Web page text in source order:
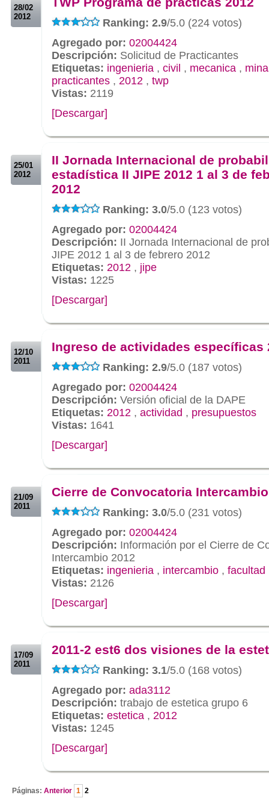
28/02
2012
Ranking: 2.9/5.0 (224 votos)
Agregado por: 02004424
Descripción: Solicitud de Practicantes
Etiquetas: ingenieria , civil , mecanica ,
practicantes , 2012 , twp
Vistas: 2119
[Descargar]
25/01
2012
II Jornada Internacional de
estadística II JIPE 2012 1 al 3 de
2012
Ranking: 3.0/5.0 (123 votos)
Agregado por: 02004424
Descripción: II Jornada Internacional de
JIPE 2012 1 al 3 de febrero 2012
Etiquetas: 2012 , jipe
Vistas: 1225
[Descargar]
12/10
2011
Ingreso de actividades específicas
Ranking: 2.9/5.0 (187 votos)
Agregado por: 02004424
Descripción: Versión oficial de la DAPE
Etiquetas: 2012 , actividad , presupuestos
Vistas: 1641
[Descargar]
21/09
2011
Cierre de Convocatoria
Ranking: 3.0/5.0 (231 votos)
Agregado por: 02004424
Descripción: Información por el Cierre de
Intercambio 2012
Etiquetas: ingenieria , intercambio , facultad
Vistas: 2126
[Descargar]
17/09
2011
2011-2 est6 dos visiones de la
Ranking: 3.1/5.0 (168 votos)
Agregado por: ada3112
Descripción: trabajo de estetica grupo 6
Etiquetas: estetica , 2012
Vistas: 1245
[Descargar]
Páginas: Anterior 1 2